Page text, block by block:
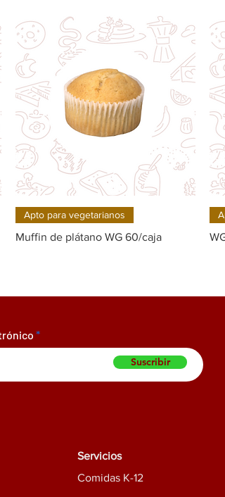
Quick View
Apto para vegetarianos
Muffin de plátano WG 60/caja
Suscribir
Servicios
Comidas K-12